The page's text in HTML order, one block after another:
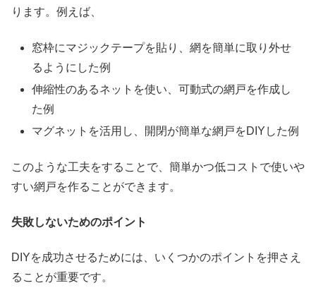
ります。例えば、
窓枠にマジックテープを貼り、網を簡単に取り外せ
るようにした例
伸縮性のあるネットを使い、可動式の網戸を作成し
た例
マグネットを活用し、開閉が簡単な網戸をDIYした例
このような工夫をすることで、簡単かつ低コストで使いや
すい網戸を作ることができます。
失敗しないためのポイント
DIYを成功させるためには、いくつかのポイントを押さえ
ることが重要です。